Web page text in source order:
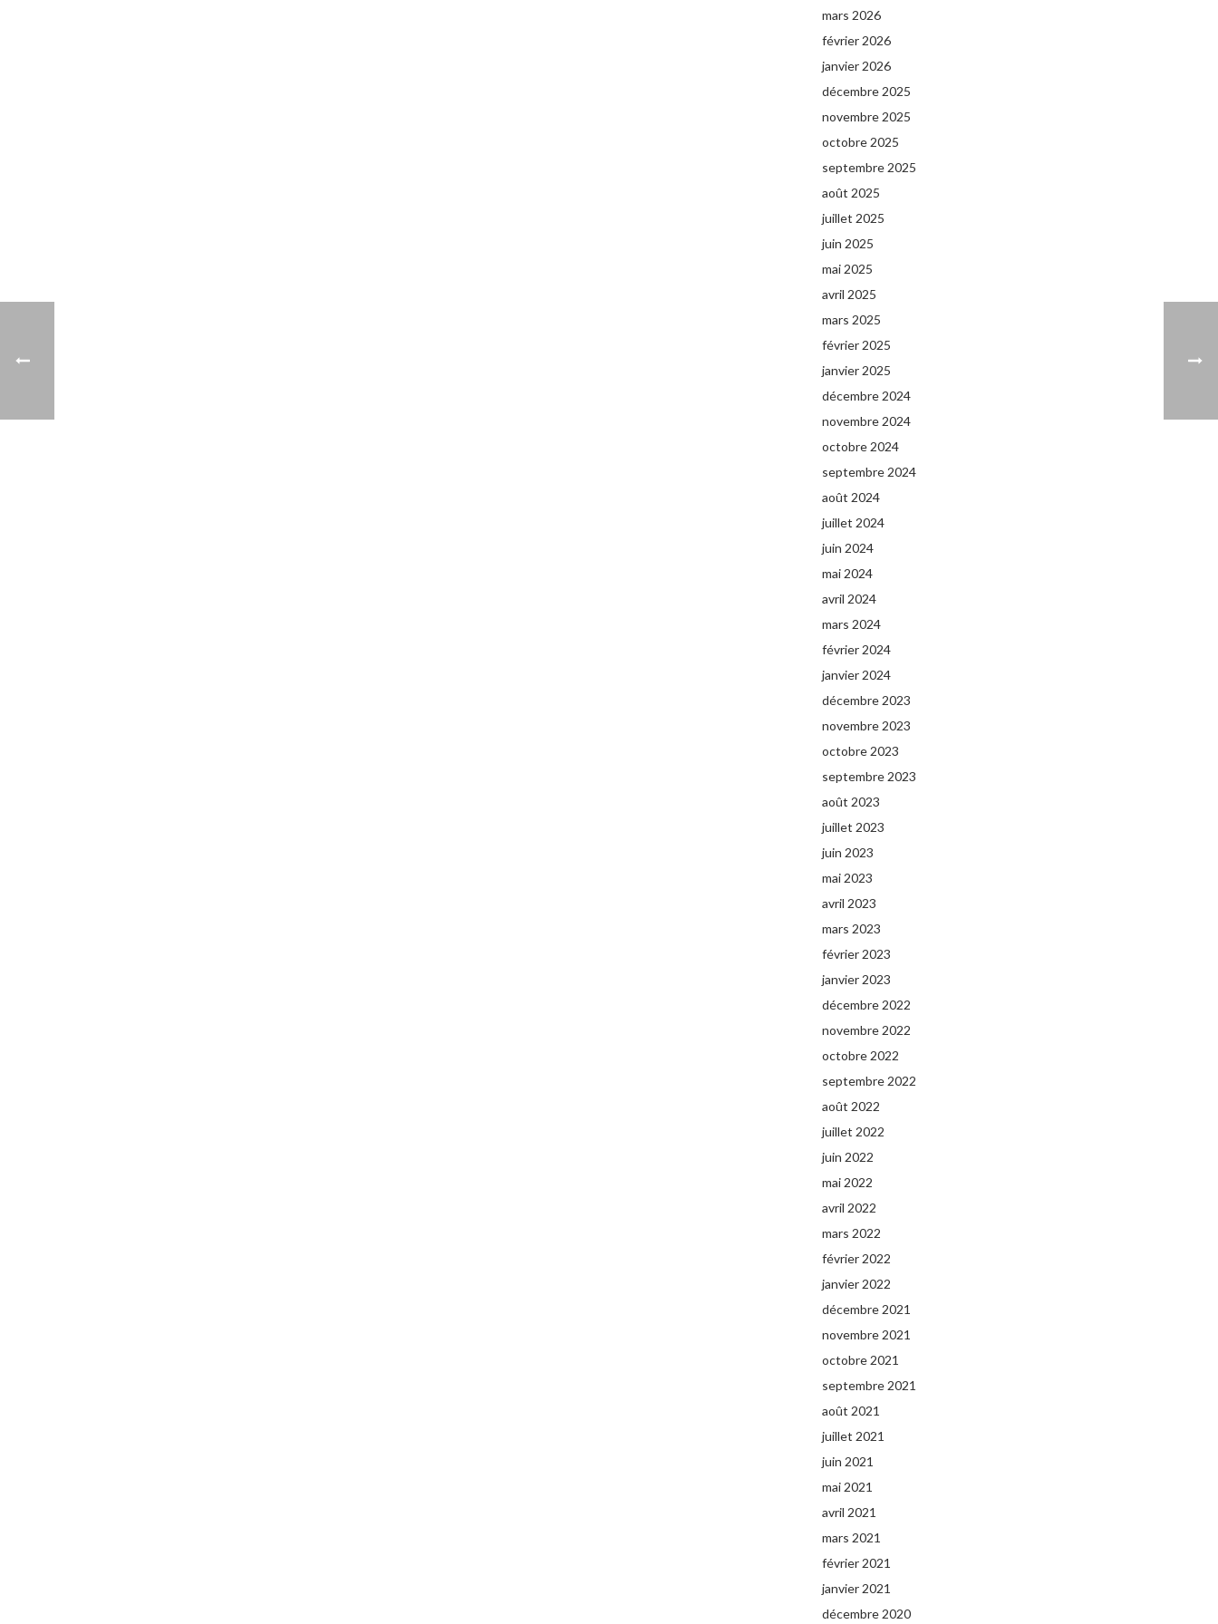
mars 2026
février 2026
janvier 2026
décembre 2025
novembre 2025
octobre 2025
septembre 2025
août 2025
juillet 2025
juin 2025
mai 2025
avril 2025
mars 2025
février 2025
janvier 2025
décembre 2024
novembre 2024
octobre 2024
septembre 2024
août 2024
juillet 2024
juin 2024
mai 2024
avril 2024
mars 2024
février 2024
janvier 2024
décembre 2023
novembre 2023
octobre 2023
septembre 2023
août 2023
juillet 2023
juin 2023
mai 2023
avril 2023
mars 2023
février 2023
janvier 2023
décembre 2022
novembre 2022
octobre 2022
septembre 2022
août 2022
juillet 2022
juin 2022
mai 2022
avril 2022
mars 2022
février 2022
janvier 2022
décembre 2021
novembre 2021
octobre 2021
septembre 2021
août 2021
juillet 2021
juin 2021
mai 2021
avril 2021
mars 2021
février 2021
janvier 2021
décembre 2020